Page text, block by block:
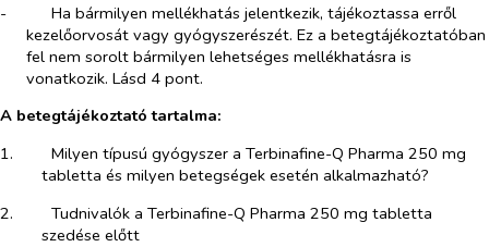
-​
Ha bármilyen mellékhatás jelentkezik, tájékoztassa erről
kezelőorvosát vagy gyógyszerészét. Ez a betegtájékoztatóban
fel nem sorolt bármilyen lehetséges mellékhatásra is
vonatkozik. Lásd 4 pont.
A betegtájékoztató tartalma:
1.​
Milyen típusú gyógyszer a Terbinafine-Q Pharma 250 mg
tabletta és milyen betegségek esetén alkalmazható?
2.​
Tudnivalók a Terbinafine-Q Pharma 250 mg tabletta
szedése előtt